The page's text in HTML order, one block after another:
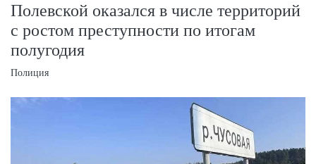
Полевской оказался в числе территорий
с ростом преступности по итогам
полугодия
Полиция